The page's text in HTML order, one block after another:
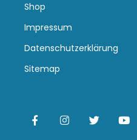
Shop
Impressum
Datenschutzerklärung
Sitemap